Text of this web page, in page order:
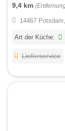
9,4 km
14467
Art der Küche:
Lieferservice